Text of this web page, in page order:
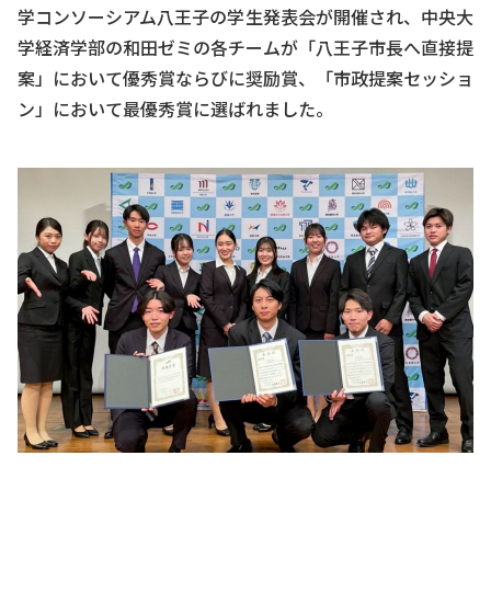
学コンソーシアム八王子の学生発表会が開催され、中央大
学経済学部の和田ゼミの各チームが「八王子市長へ直接提
案」において優秀賞ならびに奨励賞、「市政提案セッショ
ン」において最優秀賞に選ばれました。